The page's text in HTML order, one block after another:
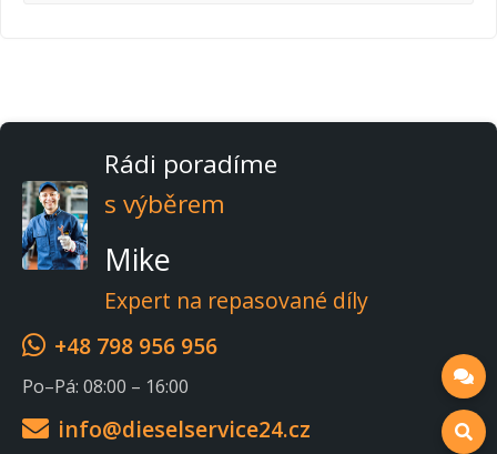
Rádi poradíme
s výběrem
Mike
Expert na repasované díly
+48 798 956 956
Po–Pá: 08:00 – 16:00
info@dieselservice24.cz